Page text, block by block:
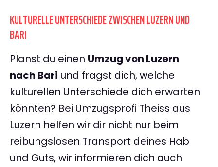
KULTURELLE UNTERSCHIEDE ZWISCHEN LUZERN UND
BARI
Planst du einen Umzug von Luzern
nach Bari und fragst dich, welche
kulturellen Unterschiede dich erwarten
könnten? Bei Umzugsprofi Theiss aus
Luzern helfen wir dir nicht nur beim
reibungslosen Transport deines Hab
und Guts, wir informieren dich auch